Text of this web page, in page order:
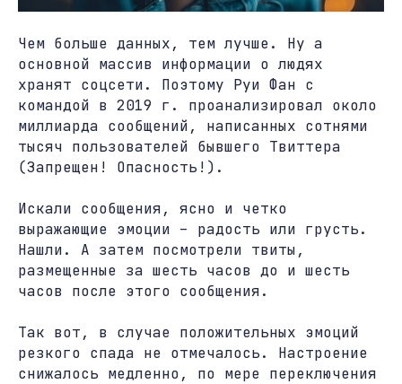
Чем больше данных, тем лучше. Ну а
основной массив информации о людях
хранят соцсети. Поэтому Руи Фан с
командой в 2019 г. проанализировал около
миллиарда сообщений, написанных сотнями
тысяч пользователей бывшего Твиттера
(Запрещен! Опасность!).
Искали сообщения, ясно и четко
выражающие эмоции – радость или грусть.
Нашли. А затем посмотрели твиты,
размещенные за шесть часов до и шесть
часов после этого сообщения.
Так вот, в случае положительных эмоций
резкого спада не отмечалось. Настроение
снижалось медленно, по мере переключения